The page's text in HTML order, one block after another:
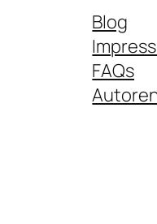
Blog
FAQs